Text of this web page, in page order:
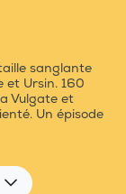
sanglante
et Ursin. 160
Vulgate et
Un épisode